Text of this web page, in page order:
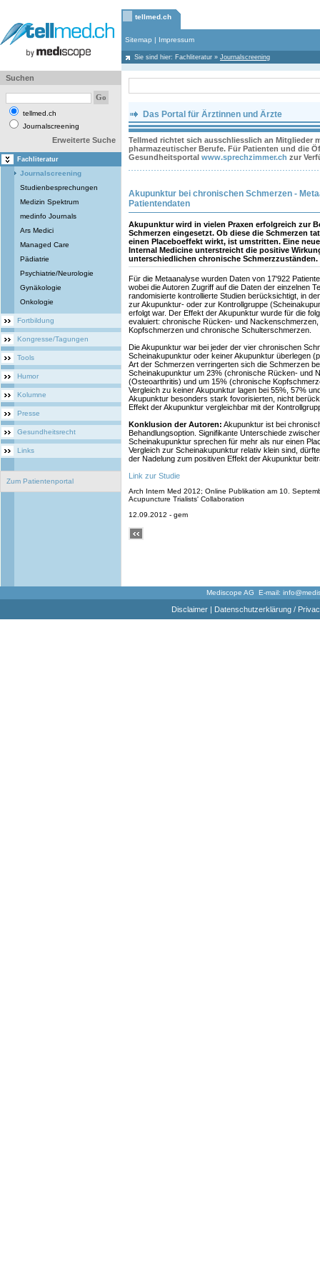
tellmed.ch
Sitemap | Impressum
Sie sind hier: Fachliteratur » Journalscreening
Suchen
tellmed.ch
Journalscreening
Erweiterte Suche
Fachliteratur
Journalscreening
Studienbesprechungen
Medizin Spektrum
medinfo Journals
Ars Medici
Managed Care
Pädiatrie
Psychiatrie/Neurologie
Gynäkologie
Onkologie
Fortbildung
Kongresse/Tagungen
Tools
Humor
Kolumne
Presse
Gesundheitsrecht
Links
Zum Patientenportal
Das Portal für Ärztinnen und Ärzte
Tellmed richtet sich ausschliesslich an Mitglieder
pharmazeutischer Berufe. Für Patienten und die
Gesundheitsportal www.sprechzimmer.ch zur
Akupunktur bei chronischen Schmerzen -
Patientendaten
Akupunktur wird in vielen Praxen erfolgreich zur
Schmerzen eingesetzt. Ob diese die Schmerzen
einen Placeboeffekt wirkt, ist umstritten. Eine
Internal Medicine unterstreicht die positive
unterschiedlichen chronische Schmerzzuständen.
Für die Metaanalyse wurden Daten von 17'922
wobei die Autoren Zugriff auf die Daten der einzelnen
randomisierte kontrollierte Studien berücksichtigt, in
zur Akupunktur- oder zur Kontrollgruppe
erfolgt war. Der Effekt der Akupunktur wurde für die
evaluiert: chronische Rücken- und
Kopfschmerzen und chronische Schulterschmerzen.
Die Akupunktur war bei jeder der vier chronischen
Scheinakupunktur oder keiner Akupunktur überlegen
Art der Schmerzen verringerten sich die Schmerzen
Scheinakupunktur um 23% (chronische Rücken- und
(Osteoarthritis) und um 15% (chronische
Vergleich zu keiner Akupunktur lagen bei 55%, 57%
Akupunktur besonders stark fovorisierten, nicht
Effekt der Akupunktur vergleichbar mit der
Konklusion der Autoren: Akupunktur ist bei
Behandlungsoption. Signifikante Unterschiede
Scheinakupunktur sprechen für mehr als nur einen
Vergleich zur Scheinakupunktur relativ klein sind,
der Nadelung zum positiven Effekt der Akupunktur
Link zur Studie
Arch Intern Med 2012; Online Publikation am 10.
Acupuncture Trialists' Collaboration
12.09.2012 - gem
Mediscope AG E-mail:
Disclaimer| Datenschutzerklärung /